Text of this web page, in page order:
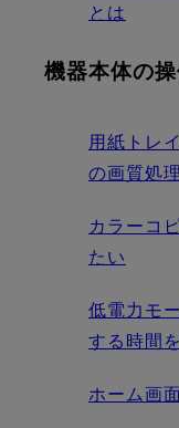
とは
機器本体の
用紙トレ
の画質処
カラーコ
たい
低電力モ
する時間
ホーム画